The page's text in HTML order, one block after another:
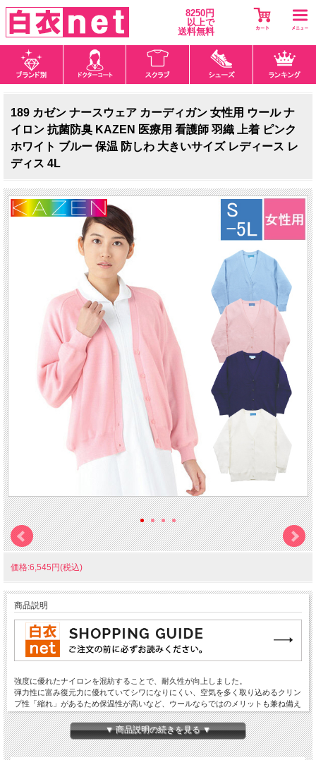
8250円
以上で
送料無料
189 カゼン ナースウェア カーディガン 女性用 ウール ナ
イロン 抗菌防臭 KAZEN 医療用 看護師 羽織 上着 ピンク
ホワイト ブルー 保温 防しわ 大きいサイズ レディース レ
ディス 4L
価格:6,545円(税込)
商品説明
強度に優れたナイロンを混紡することで、耐久性が向上しました。
弾力性に富み復元力に優れていてシワになりにくい、空気を多く取り込めるクリン
プ性「縮れ」があるため保温性が高いなど、ウールならではのメリットも兼ね備え
ています。
同じウール混でも毛70%はこれだけ！
※93 ピンク・99 サックスは4Lサイズまでです。
▼ 商品説明の続きを見る ▼